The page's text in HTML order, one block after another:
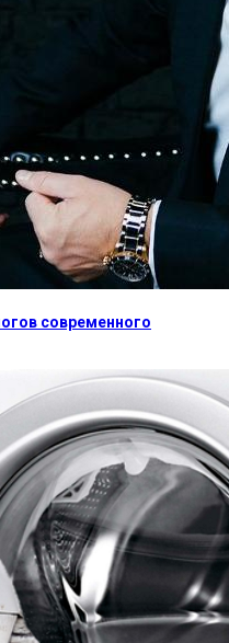
современного